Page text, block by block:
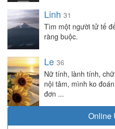
Linh 31
Tìm một người tử tế
ràng buộc.
Le 36
Nữ tính, lành tính,
nội tâm, mình ko
đơn ...
Online